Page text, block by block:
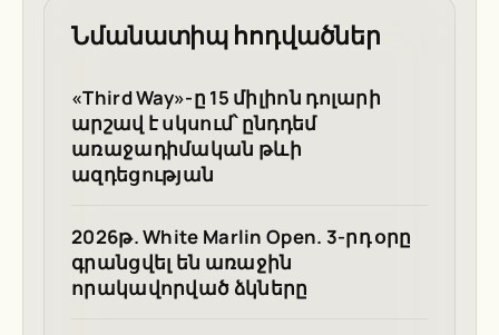
Նմանատիպ հոդվածներ
«Third Way»-ը 15 միլիոն դոլարի
արշավ է սկսում՝ ընդդեմ
առաջադիմական թևի
ազդեցության
2026թ. White Marlin Open. 3-րդ օրը
գրանցվել են առաջին
որակավորված ձկները